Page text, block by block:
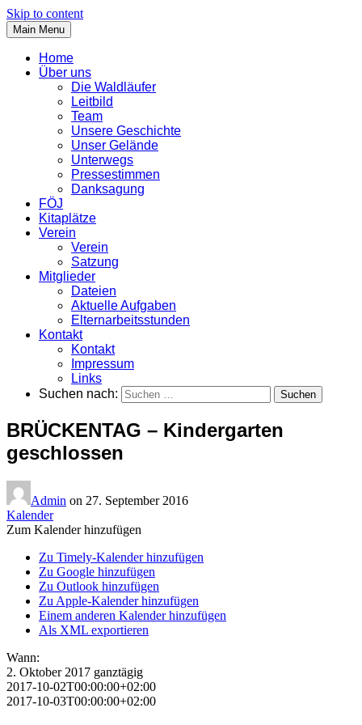
Skip to content
Main Menu
Home
Über uns
Die Waldläufer
Leitbild
Team
Unsere Geschichte
Unser Gelände
Unterwegs
Pressestimmen
Danksagung
FÖJ
Kitaplätze
Verein
Verein
Satzung
Mitglieder
Dateien
Aktuelle Aufgaben
Elternarbeitsstunden
Kontakt
Kontakt
Impressum
Links
Suchen nach:
BRÜCKENTAG – Kindergarten
geschlossen
Admin on 27. September 2016
Kalender
Zum Kalender hinzufügen
Zu Timely-Kalender hinzufügen
Zu Google hinzufügen
Zu Outlook hinzufügen
Zu Apple-Kalender hinzufügen
Einem anderen Kalender hinzufügen
Als XML exportieren
Wann:
2. Oktober 2017 ganztägig
2017-10-02T00:00:00+02:00
2017-10-03T00:00:00+02:00